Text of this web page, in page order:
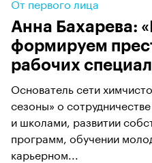
Анна Бахарева:
формируем
рабочих
Основатель сети
сезоны» о
и школами, развитии
программ, обучении
карьерном...